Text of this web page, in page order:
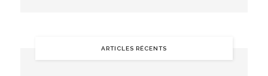
ARTICLES RÉCENTS